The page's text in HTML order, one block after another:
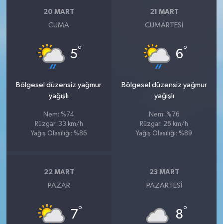
20 MART
CUMA
5°
Bölgesel düzensiz yağmur
yağışlı
Nem: %74
Rüzgar: 33 km/h
Yağış Olasılığı: %86
21 MART
CUMARTESI
6°
Bölgesel düzensiz yağmur
yağışlı
Nem: %76
Rüzgar: 26 km/h
Yağış Olasılığı: %89
22 MART
PAZAR
7°
23 MART
PAZARTESI
8°